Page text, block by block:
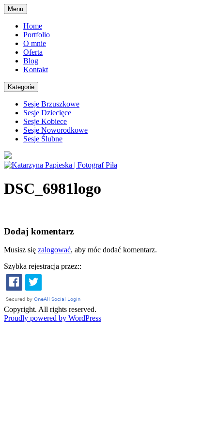
Skip
to
content
Menu
Home
Portfolio
O mnie
Oferta
Blog
Kontakt
Kategorie
Sesje Brzuszkowe
Sesje Dziecięce
Sesje Kobiece
Sesje Noworodkowe
Sesje Ślubne
DSC_6981logo
Dodaj komentarz
Musisz się zalogować, aby móc dodać komentarz.
Szybka rejestracja przez::
Copyright. All rights reserved.
Proudly powered by WordPress